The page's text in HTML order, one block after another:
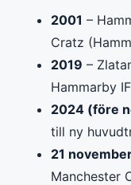
2001 –
Cratz
2019 –
Hammarby
2024 (före
till ny
21
Manchester